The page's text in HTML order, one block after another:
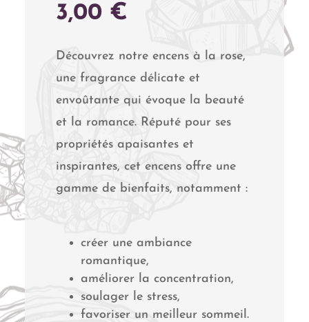
3,00 €
Découvrez notre encens à la rose,
une fragrance délicate et
envoûtante qui évoque la beauté
et la romance. Réputé pour ses
propriétés apaisantes et
inspirantes, cet encens offre une
gamme de bienfaits, notamment :
créer une ambiance
romantique,
améliorer la concentration,
soulager le stress,
favoriser un meilleur sommeil.